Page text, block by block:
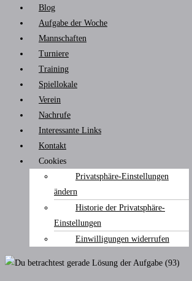
Blog
Aufgabe der Woche
Mannschaften
Turniere
Training
Spiellokale
Verein
Nachrufe
Interessante Links
Kontakt
Cookies
Privatsphäre-Einstellungen
ändern
Historie der Privatsphäre-
Einstellungen
Einwilligungen widerrufen